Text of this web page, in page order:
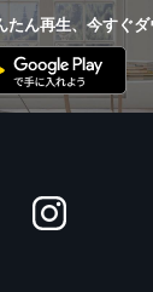
たん再生、今すぐ